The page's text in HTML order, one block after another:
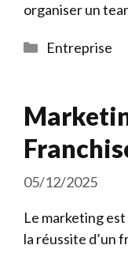
organiser un
Catégories
Entreprise
05/12/2025
Le marketing
la réussite d’un